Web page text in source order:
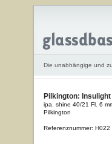
Die unabhängige und
Pilkington:
ipa. shine 40/21 Fl. 6
Pilkington
Referenznummer: H022